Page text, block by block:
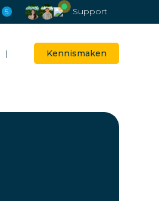
5 Support
| Kennismaken